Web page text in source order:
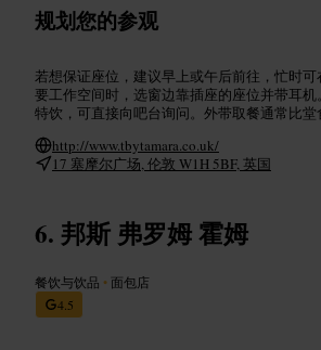
规划您的参观
若想保证座位，建议早上或午后前往，忙时
要工作空间时，选窗边靠插座的座位并带耳
特饮，可直接向吧台询问。外带取餐通常比堂
http://www.tbytamara.co.uk/
17 塞摩尔广场, 伦敦 W1H 5BF, 英国
邦斯 弗罗姆 霍姆
餐饮与饮品 • 面包店
4.5